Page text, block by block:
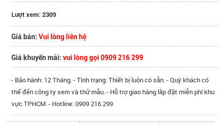
Lượt xem: 2309
Giá bán:Vui lòng liên hệ
Giá khuyến mãi:vui lòng gọi 0909 216 299
- Bảo hành: 12 Tháng. - Tình trạng: Thiết bị luôn có sẵn. - Quý khách có
thể đến công ty xem và thử mẫu. - Hỗ trợ giao hàng lắp đặt miễn phí khu
vực TPHCM. - Hotline: 0909 216 299